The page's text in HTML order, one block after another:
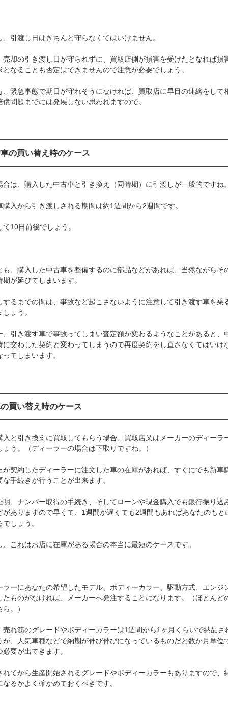
、引渡し日はきちんと守らなくてはいけません。
売却の引き渡し日が守られずに、買取店側が損害を受けたとなれば損
となることも否定はできませんので注意が必要でしょう。
、緊急事態で期日が守れそうになければ、買取店に早目の連絡をして
償問題までには発展しない思われますので。
の買い替え時のケース
合は、購入した中古車と引き換え（同時期）に引渡しが一般的ですね
購入から引き渡しされる期間は約1週間から2週間です。
て10日前後でしょう。
も、購入した中古車を整備するのに部品などがあれば、当然ながらそ
期が延びてしまいます。
するまでの間は、事故など起こさないように注意して引き渡す車を乗
ょう。
、引き渡す車で事故ってしまい査定額が変わるようなことがあると、
に交わした契約と変わってしまうので再度契約をし直さなくてはいけ
ってしまいます。
買い替え時のケース
入と引き換えに買取してもらう場合、買取店又はメーカーのディーラ
ょう。（ディーラーの場合は下取りですね。）
が契約したディーラーに注文した車の在庫があれば、すぐにでも新車
な手続きが行うことが出来ます。
明、ナンバー取得の手続き、そしてローンや現金購入でも銀行振り込
がありますので早くて、1週間か遅くても2週間もあればあなたのもと
しょう。
、これはお店に在庫がある場合の本当に最短のケースです。
ラーにあなたの希望したモデル、ボディーカラー、駆動方式、エンジ
たものがなければ、メーカーへ発注することになります。（ほとんど
。）
売れ筋のグレードやボディーカラーは1週間から1ヶ月くらいで納品さ
が、人気車種などで納期が伸び伸びになっているものだと数か月単位
必要が出てきます。
れてから生産開始されるグレードやボディーカラーもありますので、
なるかよく確かめておくべきです。